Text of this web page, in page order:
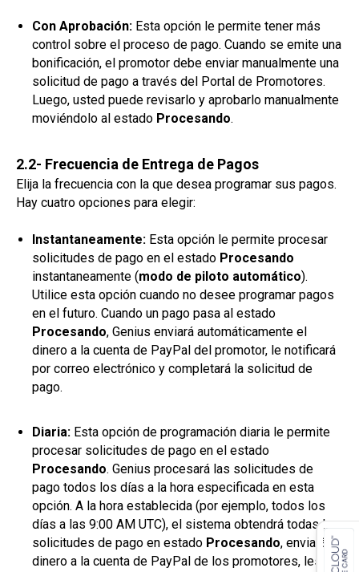
Con Aprobación: Esta opción le permite tener más
control sobre el proceso de pago. Cuando se emite una
bonificación, el promotor debe enviar manualmente una
solicitud de pago a través del Portal de Promotores.
Luego, usted puede revisarlo y aprobarlo manualmente
moviéndolo al estado Procesando.
2.2- Frecuencia de Entrega de Pagos
Elija la frecuencia con la que desea programar sus pagos.
Hay cuatro opciones para elegir:
Instantaneamente: Esta opción le permite procesar
solicitudes de pago en el estado Procesando
instantaneamente (modo de piloto automático).
Utilice esta opción cuando no desee programar pagos
en el futuro. Cuando un pago pasa al estado
Procesando, Genius enviará automáticamente el
dinero a la cuenta de PayPal del promotor, le notificará
por correo electrónico y completará la solicitud de
pago.
Diaria: Esta opción de programación diaria le permite
procesar solicitudes de pago en el estado
Procesando. Genius procesará las solicitudes de
pago todos los días a la hora especificada en esta
opción. A la hora establecida (por ejemplo, todos los
días a las 9:00 AM UTC), el sistema obtendrá todas las
solicitudes de pago en estado Procesando, enviará el
dinero a la cuenta de PayPal de los promotores, les